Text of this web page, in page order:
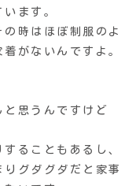
ます。
時はほぼ制服のよ
がないんですよ。
思うんですけど
ることもあるし、
グダグダだと家事